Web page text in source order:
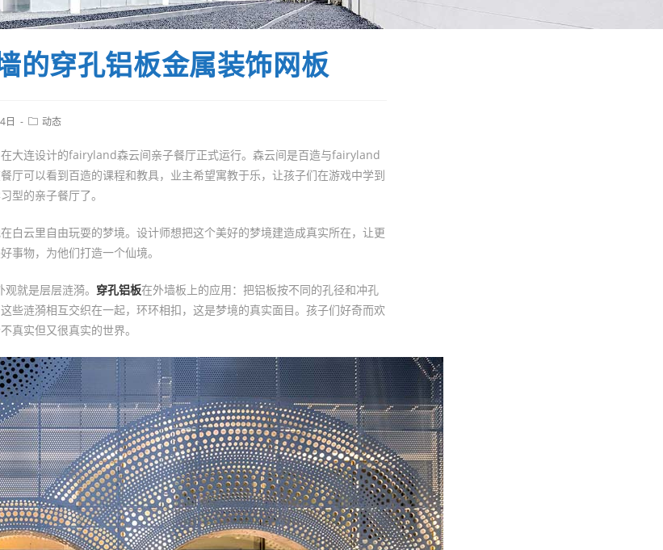
的穿孔铝板金属装饰网板
日
Post动态
大连设计的fairyland森云间亲子餐厅正式运行。森云间是百造与fairyland
厅可以看到百造的课程和教具，业主希望寓教于乐，让孩子们在游戏中学到
型的亲子餐厅了。
白云里自由玩耍的梦境。设计师想把这个美好的梦境建造成真实所在，让更
事物，为他们打造一个仙境。
就是层层涟漪。 穿孔铝板在外墙板上的应用：把铝板按不同的孔径和冲孔
些涟漪相互交织在一起，环环相扣，这是梦境的真实面目。孩子们好奇而欢
真实但又很真实的世界。